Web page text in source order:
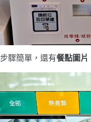
步驟簡單，還有餐點圖片